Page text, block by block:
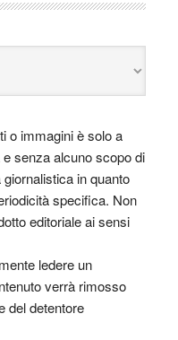
o immagini è solo a
senza alcuno scopo di
in quanto
specifica. Non
editoriale ai sensi
ledere un
verrà rimosso
del detentore